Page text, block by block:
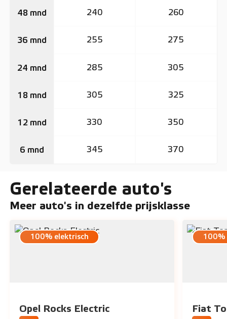
48 mnd
36 mnd
24 mnd
18 mnd
12 mnd
6 mnd
240 260
255 275
285 305
305 325
330 350
345 370
Gerelateerde auto's
Meer auto's in dezelfde prijsklasse
100% elektrisch
Opel Rocks Electric
100%
Fiat